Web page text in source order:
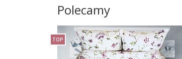
Polecamy
TOP